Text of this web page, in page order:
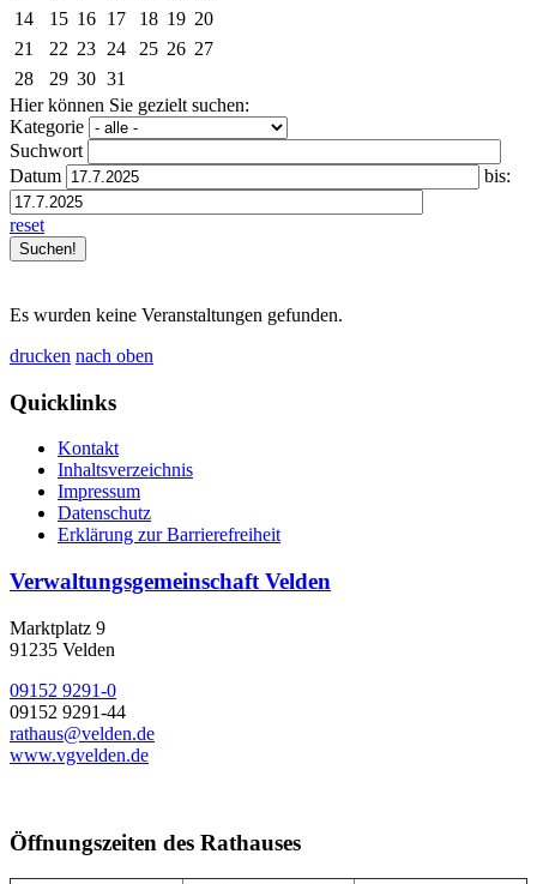
14
15 16 17 18 19 20
21
22 23 24 25 26 27
28
29 30 31
Hier können Sie gezielt suchen:
Kategorie
Suchwort
Datum
bis:
reset
Es wurden keine Veranstaltungen gefunden.
drucken nach oben
Quicklinks
Kontakt
Inhaltsverzeichnis
Impressum
Datenschutz
Erklärung zur Barrierefreiheit
Verwaltungsgemeinschaft Velden
Marktplatz 9
91235 Velden
09152 9291-0
09152 9291-44
rathaus@velden.de
www.vgvelden.de
Öffnungszeiten des Rathauses